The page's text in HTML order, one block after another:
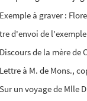
à graver :
d'envoi de
de la mère
à M. de Mons.,
un voyage de Mlle